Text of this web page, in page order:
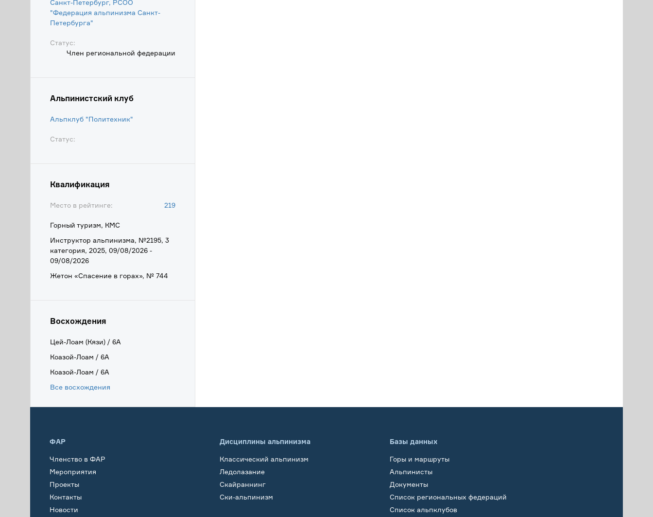
Санкт-Петербург, РСОО
"Федерация альпинизма Санкт-
Петербурга"
Статус:
Член региональной федерации
Альпинистский клуб
Альпклуб "Политехник"
Статус:
Квалификация
Место в рейтинге: 219
Горный туризм, КМС
Инструктор альпинизма, №2195, 3
категория, 2025, 09/08/2026 -
09/08/2026
Жетон «Спасение в горах», № 744
Восхождения
Цей-Лоам (Кязи) / 6А
Коазой-Лоам / 6А
Коазой-Лоам / 6А
Все восхождения
ФАР
Членство в ФАР
Мероприятия
Проекты
Контакты
Новости
Дисциплины альпинизма
Классический альпинизм
Ледолазание
Скайраннинг
Ски-альпинизм
Базы данных
Горы и маршруты
Альпинисты
Документы
Список региональных федераций
Список альпклубов